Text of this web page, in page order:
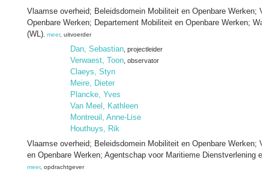
Vlaamse overheid; Beleidsdomein Mobiliteit en Openbare Werken;
Openbare Werken; Departement Mobiliteit en Openbare Werken;
(WL) meer, uitvoerder
Dan, Sebastian , projectleider
Verwaest, Toon , observator
Claeys, Styn
Meire, Dieter
Plancke, Yves
Van Meel, Kathleen
Montreuil, Anne-Lise
Houthuys, Rik
Vlaamse overheid; Beleidsdomein Mobiliteit en Openbare Werken;
en Openbare Werken; Agentschap voor Maritieme Dienstverlening
meer, opdrachtgever